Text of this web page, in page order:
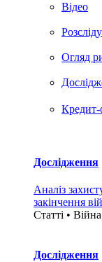
Вiдео
Огляд
Дослідження
Аналіз
закінчення
Статті •
Дослідження